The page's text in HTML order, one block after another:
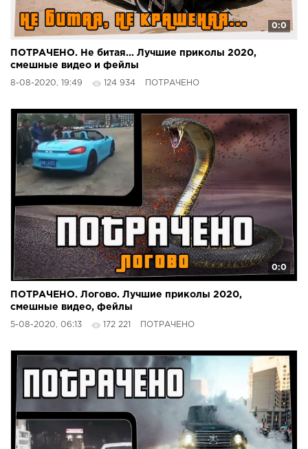
0:0
ПОТРАЧЕНО. Не битая... Лучшие приколы 2020,
смешные видео и фейлы
8-08-2020, 19:49 124 934 ПОТРАЧЕНО
0:0
ПОТРАЧЕНО. Логово. Лучшие приколы 2020,
смешные видео, фейлы
5-08-2020, 06:13 172 221 ПОТРАЧЕНО